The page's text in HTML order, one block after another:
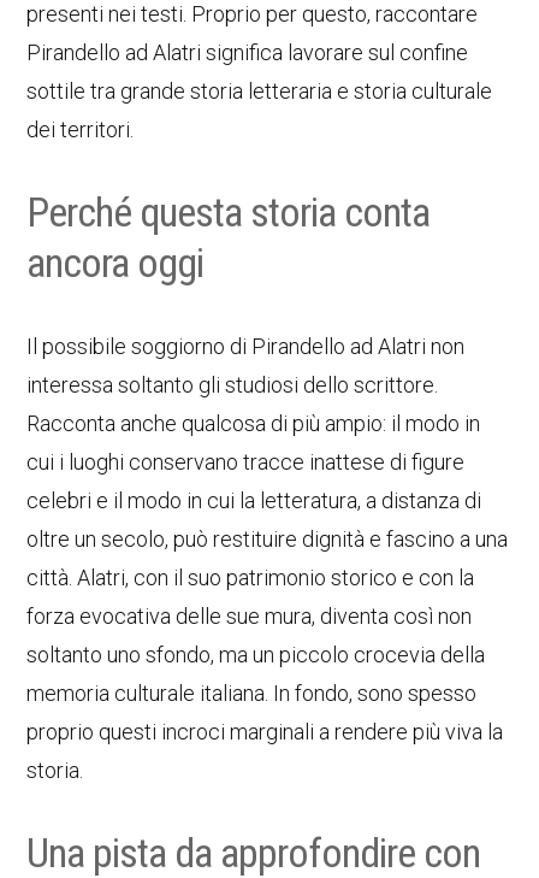
presenti nei testi. Proprio per questo, raccontare
Pirandello ad Alatri significa lavorare sul confine
sottile tra grande storia letteraria e storia culturale
dei territori.
Perché questa storia conta
ancora oggi
Il possibile soggiorno di Pirandello ad Alatri non
interessa soltanto gli studiosi dello scrittore.
Racconta anche qualcosa di più ampio: il modo in
cui i luoghi conservano tracce inattese di figure
celebri e il modo in cui la letteratura, a distanza di
oltre un secolo, può restituire dignità e fascino a una
città. Alatri, con il suo patrimonio storico e con la
forza evocativa delle sue mura, diventa così non
soltanto uno sfondo, ma un piccolo crocevia della
memoria culturale italiana. In fondo, sono spesso
proprio questi incroci marginali a rendere più viva la
storia.
Una pista da approfondire con